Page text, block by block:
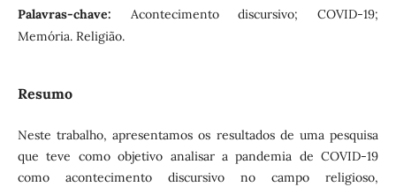
Palavras-chave: Acontecimento discursivo; COVID-19;
Memória. Religião.
Resumo
Neste trabalho, apresentamos os resultados de uma pesquisa
que teve como objetivo analisar a pandemia de COVID-19
como acontecimento discursivo no campo religioso,